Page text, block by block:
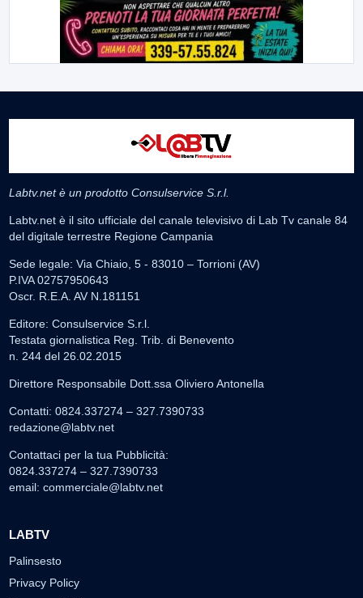
Labtv.net è un prodotto Consulservice S.r.l.
Labtv.net è il sito ufficiale del canale televisivo di Lab Tv canale 84
del digitale terrestre Regione Campania
Sede legale: Via Chiaio, 5 - 83010 – Torrioni (AV)
P.IVA 02757950643
Oscr. R.E.A. AV N.181151
Editore: Consulservice S.r.l.
Testata giornalistica Reg. Trib. di Benevento
n. 244 del 26.02.2015
Direttore Responsabile Dott.ssa Oliviero Antonella
Contatti: 0824.337274 – 327.7390733
redazione@labtv.net
Contattaci per la tua Pubblicità:
0824.337274 – 327.7390733
email: commerciale@labtv.net
LABTV
Palinsesto
Privacy Policy